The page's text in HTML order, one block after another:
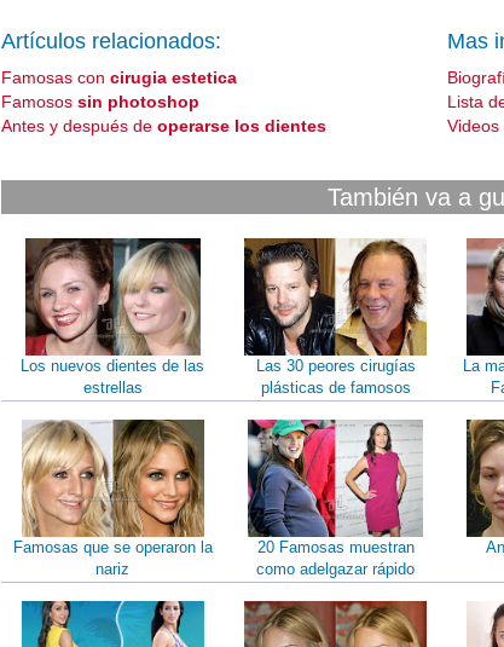
Artículos relacionados:
Famosas concirugia estetica
Famosossin photoshop
Antes y después deoperarse los dientes
Mas
Lista
Videos
También va a
Los nuevos dientes de las
estrellas
Las 30 peores cirugías
plásticas de famosos
La
Famosas que se operaron la
nariz
20 Famosas muestran
como adelgazar rápido